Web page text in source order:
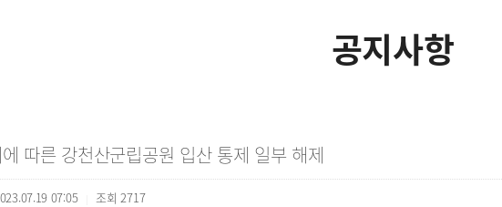
공지사항
따른 강천산군립공원 입산 통제 일부 해제
07:05 조회 2717